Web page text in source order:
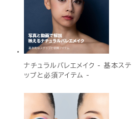
ナチュラルバレエメイク - 基本ステ
ップと必須アイテム -